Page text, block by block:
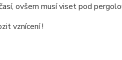
ovšem musí viset pod
vznícení !